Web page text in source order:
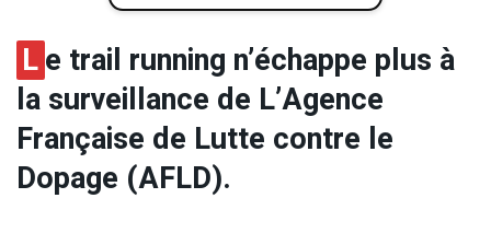
Le trail running n’échappe plus à
la surveillance de L’Agence
Française de Lutte contre le
Dopage (AFLD).